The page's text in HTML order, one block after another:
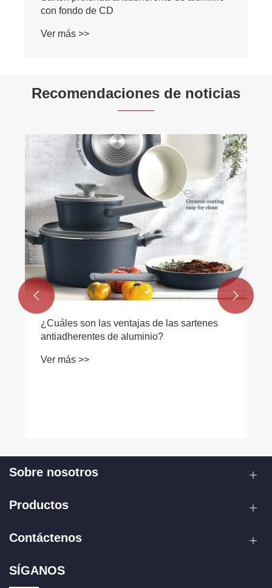
Recomendaciones de noticias
 
Sobre nosotros
Productos
Contáctenos
SÍGANOS